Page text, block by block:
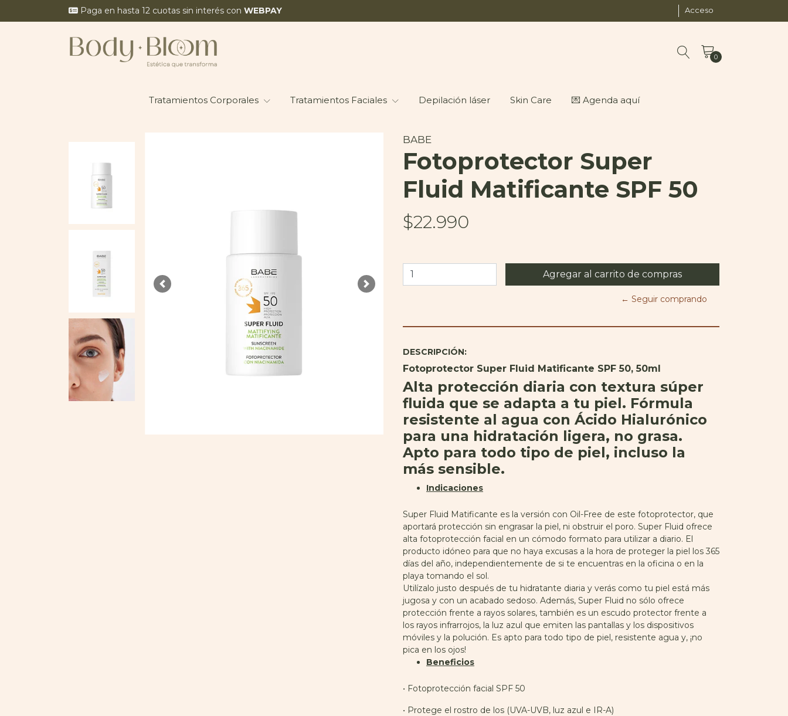
Paga en hasta 12 cuotas sin interés con WEBPAY Acceso
0
Tratamientos Corporales Tratamientos Faciales Depilación láser Skin Care 💌 Agenda aquí
Previous Next
BABE
Fotoprotector Super
Fluid Matificante SPF 50
$22.990
← Seguir comprando
DESCRIPCIÓN:
Fotoprotector Super Fluid Matificante SPF 50, 50ml
Alta protección diaria con textura súper
fluida que se adapta a tu piel. Fórmula
resistente al agua con Ácido Hialurónico
para una hidratación ligera, no grasa.
Apto para todo tipo de piel, incluso la
más sensible.
Indicaciones
Super Fluid Matificante es la versión con Oil-Free de este fotoprotector, que
aportará protección sin engrasar la piel, ni obstruir el poro. Super Fluid ofrece
alta fotoprotección facial en un cómodo formato para utilizar a diario. El
producto idóneo para que no haya excusas a la hora de proteger la piel los 365
días del año, independientemente de si te encuentras en la oficina o en la
playa tomando el sol.
Utilízalo justo después de tu hidratante diaria y verás como tu piel está más
jugosa y con un acabado sedoso. Además, Super Fluid no sólo ofrece
protección frente a rayos solares, también es un escudo protector frente a
los rayos infrarrojos, la luz azul que emiten las pantallas y los dispositivos
móviles y la polución. Es apto para todo tipo de piel, resistente agua y, ¡no
pica en los ojos!
Beneficios
• Fotoprotección facial SPF 50
• Protege el rostro de los (UVA-UVB, luz azul e IR-A)